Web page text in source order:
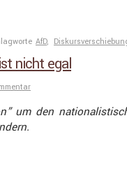
AfD,
nicht egal
um den